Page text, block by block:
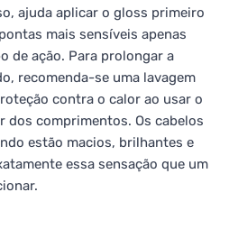
ajuda aplicar o gloss primeiro
mais sensíveis apenas
de ação. Para prolongar a
recomenda-se uma lavagem
contra o calor ao usar o
dos comprimentos. Os cabelos
estão macios, brilhantes e
essa sensação que um